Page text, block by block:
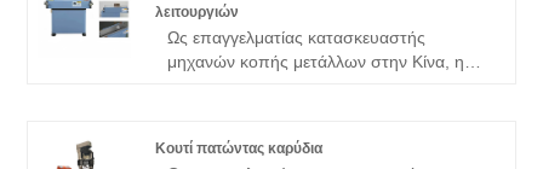
λειτουργιών
Ως επαγγελματίας κατασκευαστής
μηχανών κοπής μετάλλων στην Κίνα, η
αναπτυχθεί για σενάρια επεξεργασίας
Κουτί πατώντας καρύδια